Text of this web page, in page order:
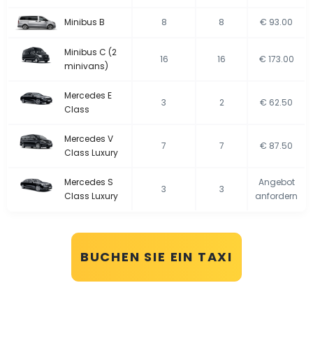
Minibus B 8 8 € 93.00
Minibus C (2
minivans)
16 16 € 173.00
Mercedes E
Class
3 2 € 62.50
Mercedes V
Class Luxury
7 7 € 87.50
Mercedes S
Class Luxury
3 3
Angebot
anfordern
BUCHEN SIE EIN TAXI